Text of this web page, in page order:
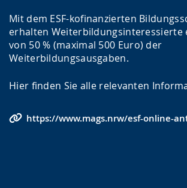
Mit dem ESF-kofinanzierten
erhalten Weiterbildungsinteressierte
von 50 % (maximal 500 Euro) der
Weiterbildungsausgaben.
Hier finden Sie alle relevanten
https://www.mags.nrw/esf-online-